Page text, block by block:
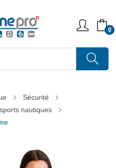
0
Sécurité
nautiques